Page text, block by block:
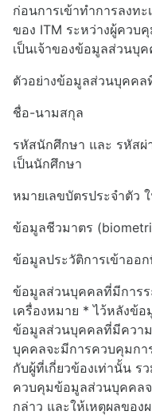
ก่อนการเข้าทำการลงท
ของ ITM ระหว่างผู้ควบ
เป็นเจ้าของข้อมูลส่วนบุ
ตัวอย่างข้อมูลส่วนบุคคล
ชื่อ-นามสกุล
รหัสนักศึกษา และ รหัส
เป็นนักศึกษา
หมายเลขบัตรประจำตัว
ข้อมูลชีวมาตร
ข้อมูลประวัติการเข้าออ
ข้อมูลส่วนบุคคลที่มีการ
เครื่องหมาย *ไว้หลังข้อ
ข้อมูลส่วนบุคคลที่มีควา
บุคคลจะมีการควบคุมกา
กับผู้ที่เกี่ยวข้องเท่านั้น
ควบคุมข้อมูลส่วนบุคคลจ
กล่าว และให้เหตุผลของ